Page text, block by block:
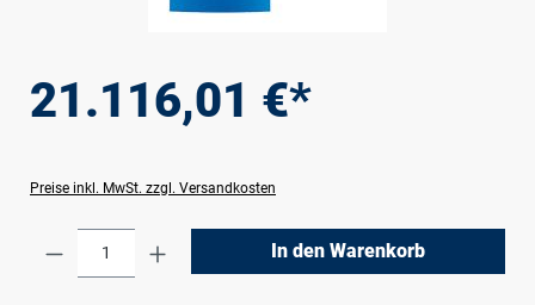
21.116,01 €*
Preise inkl. MwSt. zzgl. Versandkosten
Produkt Anzahl: Gib den gewünschten
In den Warenkorb